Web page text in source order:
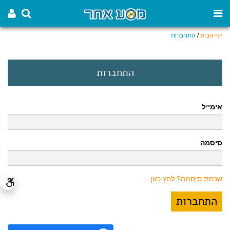
דף הבית/ התחברות
התחברות
אימייל
סיסמה
שכחת סיסמה? לחץ כאן